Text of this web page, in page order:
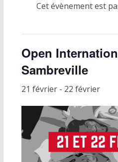
Cet évènement est
Open
Sambreville
21 février - 22 février